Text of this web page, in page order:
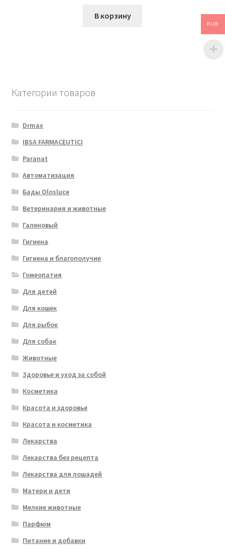
В корзину
Категории товаров
Drmax
IBSA FARMACEUTICI
Paranat
Автоматизация
Бады Olosluce
Ветеринария и животные
Галеновый
Гигиена
Гигиена и благополучие
Гомеопатия
Для детей
Для кошек
Для рыбок
Для собак
Животные
Здоровье и уход за собой
Косметика
Красота и здоровье
Красота и косметика
Лекарства
Лекарства без рецепта
Лекарства для лошадей
Матери и дети
Мелкие животные
Парфюм
Питание и добавки
RUB